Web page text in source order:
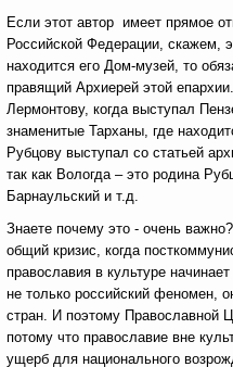
Если этот автор имеет прямое
Российской Федерации, скажем,
находится его Дом-музей, то
правящий Архиерей этой
Лермонтову, когда выступал
знаменитые Тарханы, где
Рубцову выступал со статьей
так как Вологда – это родина
Барнаульский и т.д.
Знаете почему это - очень
общий кризис, когда
православия в культуре
не только российский феномен,
стран. И поэтому Православной
потому что православие вне
ущерб для национального